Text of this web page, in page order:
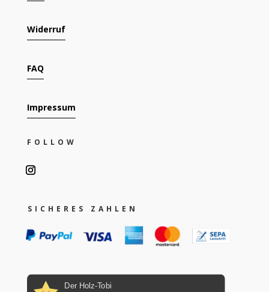
Widerruf
FAQ
Impressum
FOLLOW
SICHERES ZAHLEN
Der Holz-Tobi